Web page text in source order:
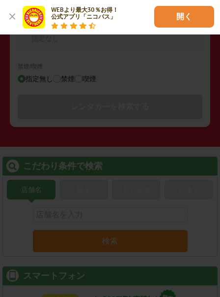
WEBより最大30％お得！
公式アプリ「ニコパス」
開く
その他の検索条件
禁煙/喫煙
指定無し 禁煙 喫煙
こだわり条件で検索
店舗名
検索
スマートフォン